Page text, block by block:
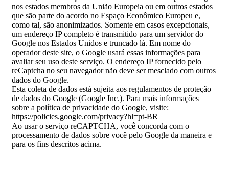
nos estados membros da União Europeia ou em outros estados
que são parte do acordo no Espaço Econômico Europeu e,
como tal, são anonimizados. Somente em casos excepcionais,
um endereço IP completo é transmitido para um servidor do
Google nos Estados Unidos e truncado lá. Em nome do
operador deste site, o Google usará essas informações para
avaliar seu uso deste serviço. O endereço IP fornecido pelo
reCaptcha no seu navegador não deve ser mesclado com outros
dados do Google.
Esta coleta de dados está sujeita aos regulamentos de proteção
de dados do Google (Google Inc.). Para mais informações
sobre a política de privacidade do Google, visite:
https://policies.google.com/privacy?hl=pt-BR
Ao usar o serviço reCAPTCHA, você concorda com o
processamento de dados sobre você pelo Google da maneira e
para os fins descritos acima.